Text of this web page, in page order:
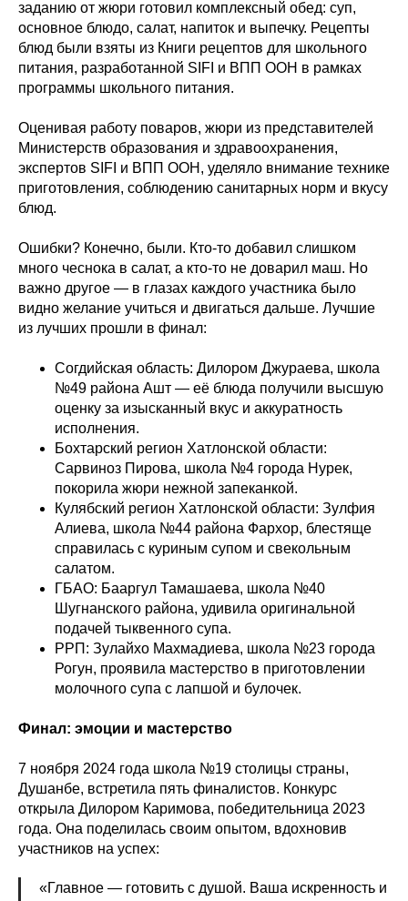
заданию от жюри готовил комплексный обед: суп,
основное блюдо, салат, напиток и выпечку. Рецепты
блюд были взяты из Книги рецептов для школьного
питания, разработанной SIFI и ВПП ООН в рамках
программы школьного питания.
Оценивая работу поваров, жюри из представителей
Министерств образования и здравоохранения,
экспертов SIFI и ВПП ООН, уделяло внимание технике
приготовления, соблюдению санитарных норм и вкусу
блюд.
Ошибки? Конечно, были. Кто-то добавил слишком
много чеснока в салат, а кто-то не доварил маш. Но
важно другое — в глазах каждого участника было
видно желание учиться и двигаться дальше. Лучшие
из лучших прошли в финал:
Согдийская область: Дилором Джураева, школа
№49 района Ашт — её блюда получили высшую
оценку за изысканный вкус и аккуратность
исполнения.
Бохтарский регион Хатлонской области:
Сарвиноз Пирова, школа №4 города Нурек,
покорила жюри нежной запеканкой.
Кулябский регион Хатлонской области: Зулфия
Алиева, школа №44 района Фархор, блестяще
справилась с куриным супом и свекольным
салатом.
ГБАО: Бааргул Тамашаева, школа №40
Шугнанского района, удивила оригинальной
подачей тыквенного супа.
РРП: Зулайхо Махмадиева, школа №23 города
Рогун, проявила мастерство в приготовлении
молочного супа с лапшой и булочек.
Финал: эмоции и мастерство
7 ноября 2024 года школа №19 столицы страны,
Душанбе, встретила пять финалистов. Конкурс
открыла Дилором Каримова, победительница 2023
года. Она поделилась своим опытом, вдохновив
участников на успех:
«Главное — готовить с душой. Ваша искренность и